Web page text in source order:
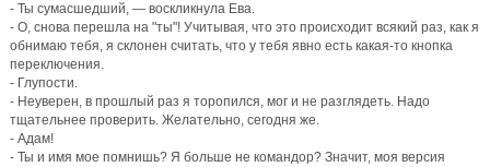
- Ты сумасшедший, — воскликнула Ева.
- О, снова перешла на "ты"! Учитывая, что это происходит всякий раз, как я
обнимаю тебя, я склонен считать, что у тебя явно есть какая-то кнопка
переключения.
- Глупости.
- Неуверен, в прошлый раз я торопился, мог и не разглядеть. Надо
тщательнее проверить. Желательно, сегодня же.
- Адам!
- Ты и имя мое помнишь? Я больше не командор? Значит, моя версия